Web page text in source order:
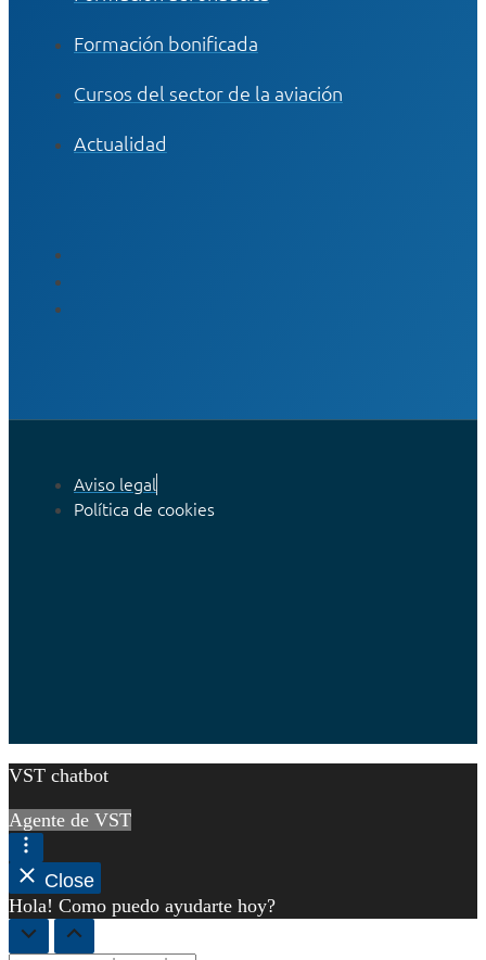
Formación bonificada
Cursos del sector de la aviación
Actualidad
Aviso legal
Política de cookies
VST chatbot
Agente de VST
Close
Hola! Como puedo ayudarte hoy?